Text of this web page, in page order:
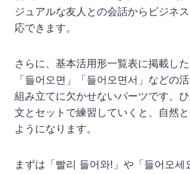
ジュアルな友人との会話からビジネ
応できます。
さらに、基本活用形一覧表に掲載した
「들어오면」「들어오면서」などの
組み立てに欠かせないパーツです。
文とセットで練習していくと、自然
ようになります。
まずは「빨리 들어와!」や「들어오세